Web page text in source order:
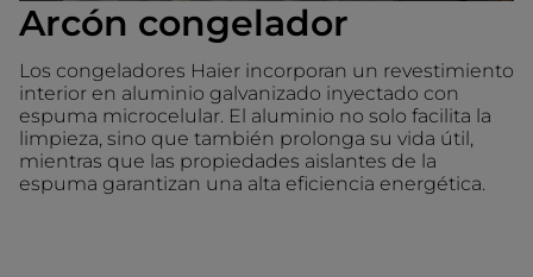
Arcón congelador
Los congeladores Haier incorporan un revestimiento
interior en aluminio galvanizado inyectado con
espuma microcelular. El aluminio no solo facilita la
limpieza, sino que también prolonga su vida útil,
mientras que las propiedades aislantes de la
espuma garantizan una alta eficiencia energética.